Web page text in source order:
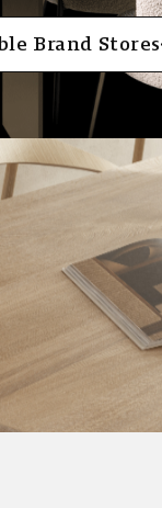
Brand Stores
Brand Stores